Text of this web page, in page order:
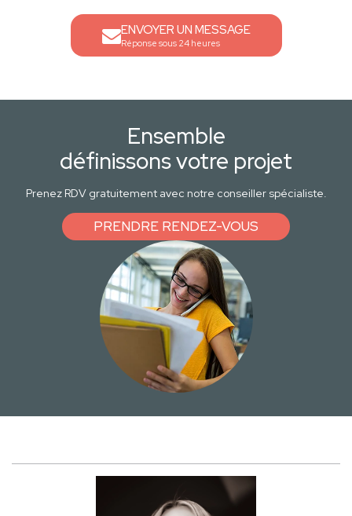
ENVOYER UN MESSAGE
Réponse sous 24 heures
Ensemble
définissons votre projet
Prenez RDV gratuitement avec notre conseiller spécialiste.
PRENDRE RENDEZ-VOUS